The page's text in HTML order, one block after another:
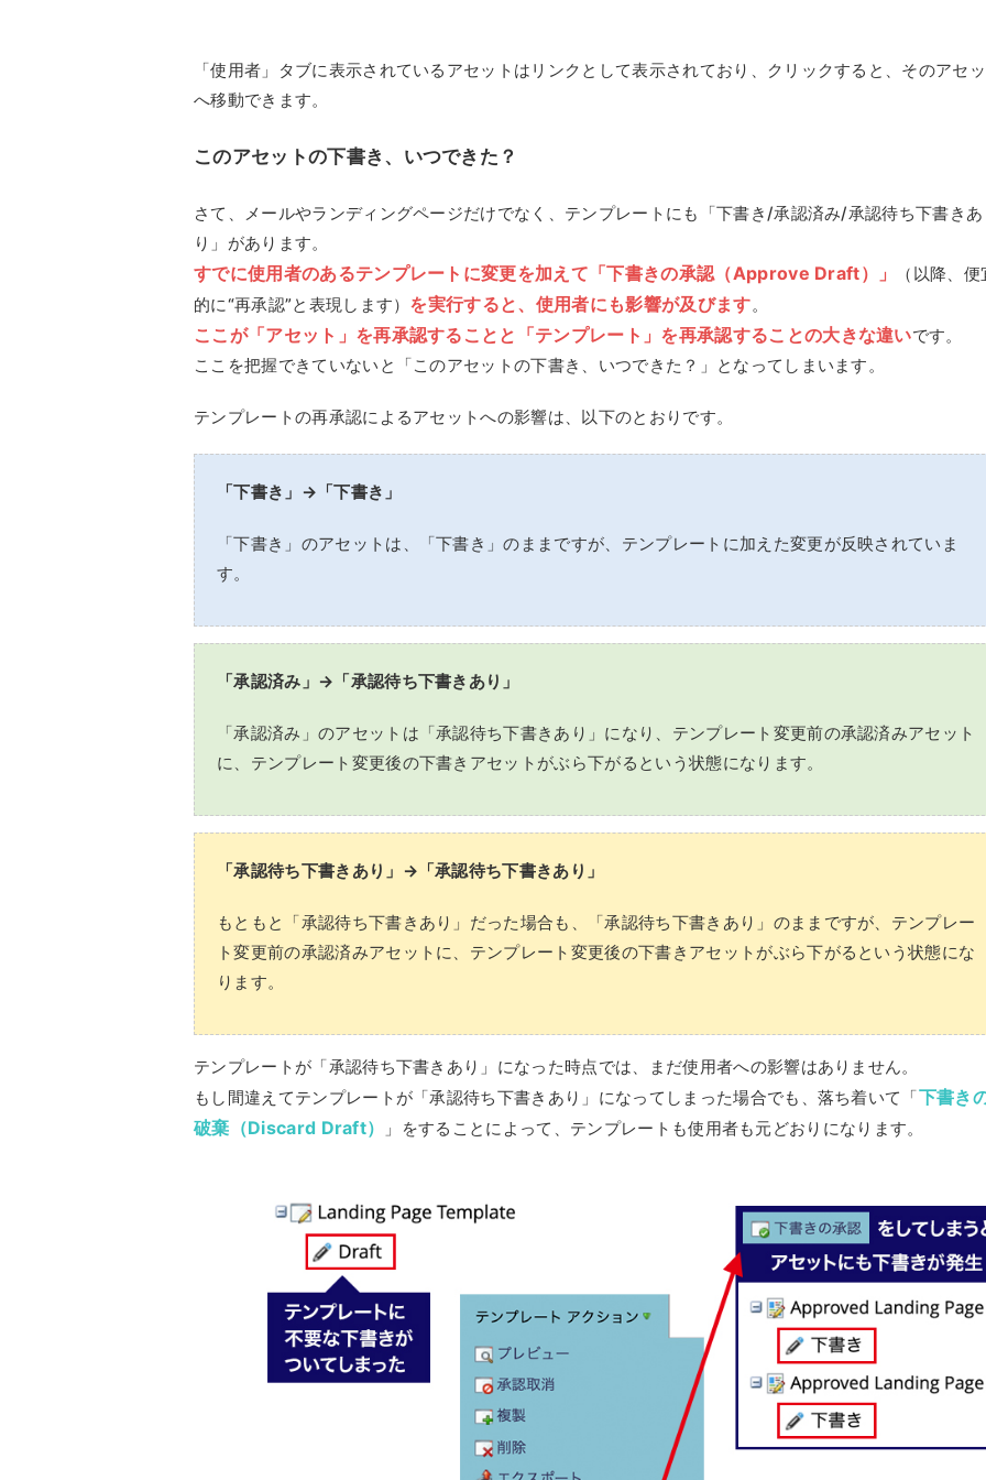
「使用者」タブに表示されているアセットはリンクとして表示されており、クリックすると、そのアセ
へ移動できます。
このアセットの下書き、いつできた？
さて、メールやランディングページだけでなく、テンプレートにも「下書き/承認済み/承認待ち下書きあ
り」があります。
すでに使用者のあるテンプレートに変更を加えて「下書きの承認（Approve Draft）」
（以降、便
的に“再承認”と表現します） を実行すると、使用者にも影響が及びます。
ここが「アセット」を再承認することと「テンプレート」を再承認することの大きな違いです。
ここを把握できていないと「このアセットの下書き、いつできた？」となってしまいます。
テンプレートの再承認によるアセットへの影響は、以下のとおりです。
「下書き」→「下書き」
「下書き」のアセットは、「下書き」のままですが、テンプレートに加えた変更が反映されていま
す。
「承認済み」→「承認待ち下書きあり」
「承認済み」のアセットは「承認待ち下書きあり」になり、テンプレート変更前の承認済みアセット
に、テンプレート変更後の下書きアセットがぶら下がるという状態になります。
「承認待ち下書きあり」→「承認待ち下書きあり」
もともと「承認待ち下書きあり」だった場合も、「承認待ち下書きあり」のままですが、テンプレー
ト変更前の承認済みアセットに、テンプレート変更後の下書きアセットがぶら下がるという状態にな
ります。
テンプレートが「承認待ち下書きあり」になった時点では、まだ使用者への影響はありません。
もし間違えてテンプレートが「承認待ち下書きあり」になってしまった場合でも、落ち着いて「下書き
破棄（Discard Draft）
」をすることによって、テンプレートも使用者も元どおりになります。